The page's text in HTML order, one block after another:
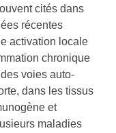
cités dans
récentes
activation locale
chronique
voies auto-
dans les tissus
et
maladies